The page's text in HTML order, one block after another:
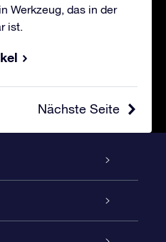
Werkzeug, das in der
ist.
Nächste Seite